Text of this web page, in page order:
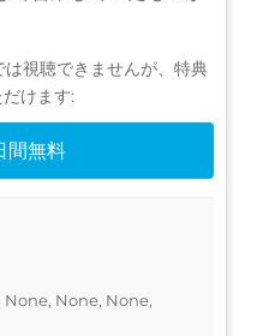
視聴できませんが、特典
けます:
間無料
None, None,